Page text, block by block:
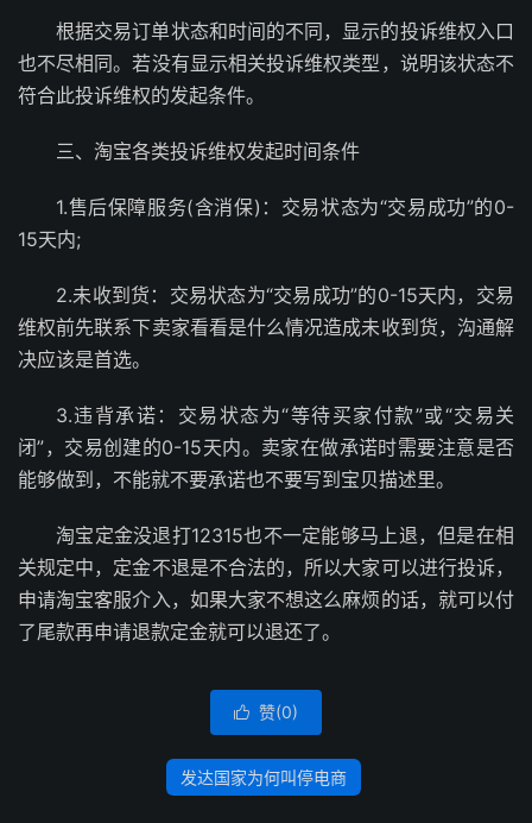
根据交易订单状态和时间的不同，显示的投诉维权入口
也不尽相同。若没有显示相关投诉维权类型，说明该状态不
符合此投诉维权的发起条件。
三、淘宝各类投诉维权发起时间条件
1.售后保障服务(含消保)：交易状态为“交易成功”的0-
15天内;
2.未收到货：交易状态为“交易成功”的0-15天内，交易
维权前先联系下卖家看看是什么情况造成未收到货，沟通解
决应该是首选。
3.违背承诺：交易状态为“等待买家付款”或“交易关
闭”，交易创建的0-15天内。卖家在做承诺时需要注意是否
能够做到，不能就不要承诺也不要写到宝贝描述里。
淘宝定金没退打12315也不一定能够马上退，但是在相
关规定中，定金不退是不合法的，所以大家可以进行投诉，
申请淘宝客服介入，如果大家不想这么麻烦的话，就可以付
了尾款再申请退款定金就可以退还了。
 赞(0)
发达国家为何叫停电商